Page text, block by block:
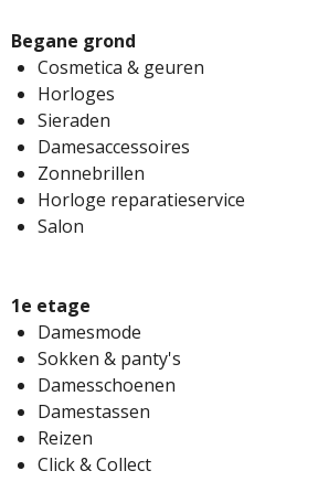
Begane grond
Cosmetica & geuren
Horloges
Sieraden
Damesaccessoires
Zonnebrillen
Horloge reparatieservice
Salon
1e etage
Damesmode
Sokken & panty's
Damesschoenen
Damestassen
Reizen
Click & Collect